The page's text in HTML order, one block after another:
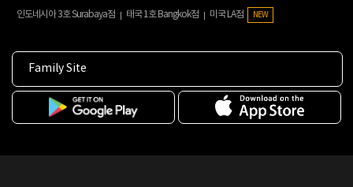
인도네시아 3호 Surabaya점
태국 1호 Bangkok점 미국 LA점 NEW
Family Site